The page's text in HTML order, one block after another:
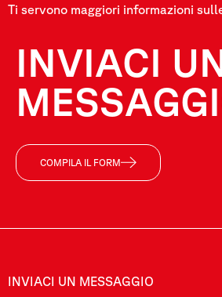
Ti servono maggiori informazioni
INVIACI
COMPILA IL FORM
INVIACI UN MESSAGGIO